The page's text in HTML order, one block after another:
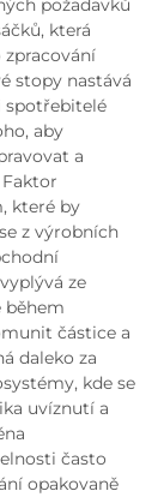
požadavků
která
stopy nastává
spotřebitelé
aby
a
které by
z výrobních
ze
během
částice a
daleko za
kde se
uvíznutí a
často
opakovaně